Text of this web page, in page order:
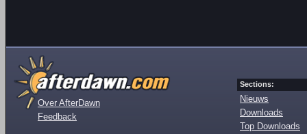
Over AfterDawn
Feedback
Sections:
Nieuws
Downloads
Top Downloads